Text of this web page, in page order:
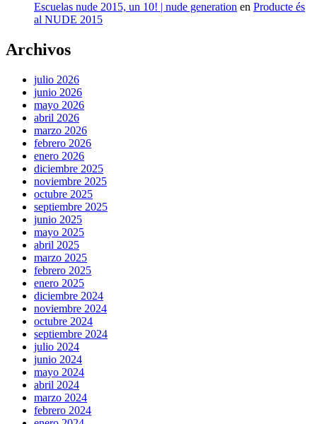
Escuelas nude 2015, un 10! | nude generation en Producte és
al NUDE 2015
Archivos
julio 2026
junio 2026
mayo 2026
abril 2026
marzo 2026
febrero 2026
enero 2026
diciembre 2025
noviembre 2025
octubre 2025
septiembre 2025
junio 2025
mayo 2025
abril 2025
marzo 2025
febrero 2025
enero 2025
diciembre 2024
noviembre 2024
octubre 2024
septiembre 2024
julio 2024
junio 2024
mayo 2024
abril 2024
marzo 2024
febrero 2024